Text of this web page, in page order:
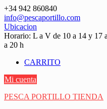
Saltar
contenido
+34 942 860840
info@pescaportillo.com
Ubicacion
Horario: L a V de 10 a 14 y 17
a 20 h
CARRITO
Mi cuenta
PESCA PORTILLO TIENDA